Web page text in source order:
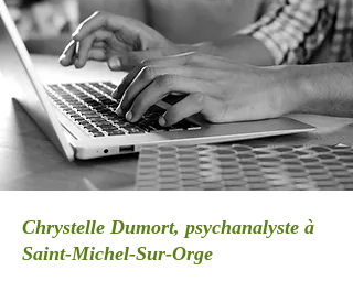
Chrystelle Dumort, psychanalyste à
Saint-Michel-Sur-Orge